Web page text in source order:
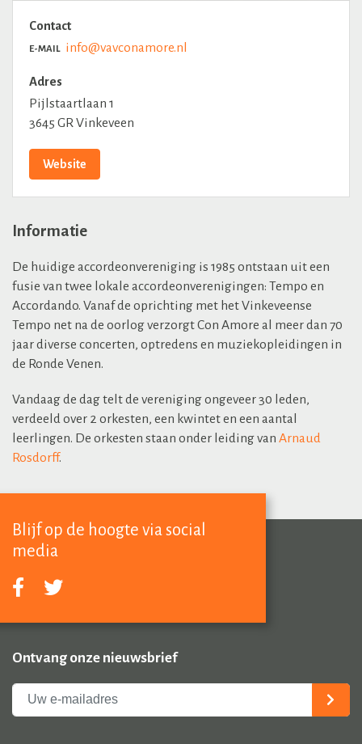
Contact
E-MAIL info@vavconamore.nl
Adres
Pijlstaartlaan 1
3645 GR Vinkeveen
Website
Informatie
De huidige accordeonvereniging is 1985 ontstaan uit een
fusie van twee lokale accordeonverenigingen: Tempo en
Accordando. Vanaf de oprichting met het Vinkeveense
Tempo net na de oorlog verzorgt Con Amore al meer dan 70
jaar diverse concerten, optredens en muziekopleidingen in
de Ronde Venen.
Vandaag de dag telt de vereniging ongeveer 30 leden,
verdeeld over 2 orkesten, een kwintet en een aantal
leerlingen. De orkesten staan onder leiding van Arnaud
Rosdorff.
Blijf op de hoogte via social
media
Ontvang onze nieuwsbrief